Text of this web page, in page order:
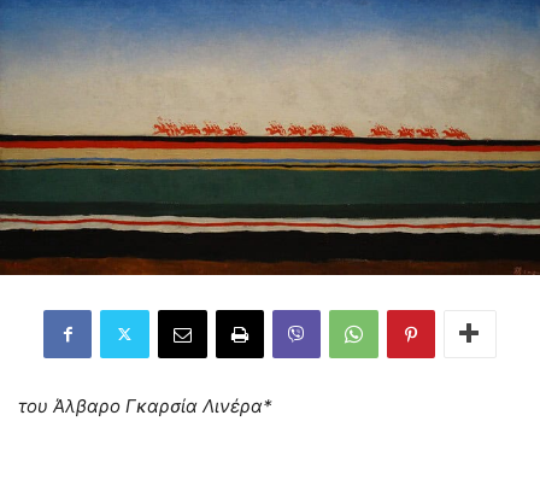
του Άλβαρο Γκαρσία Λινέρα*